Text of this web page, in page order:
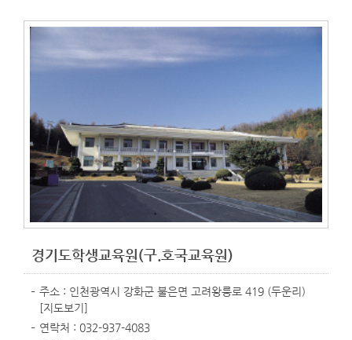
경기도학생교육원(구.호국교육원)
주소 : 인천광역시 강화군 불은면 고려왕릉로 419 (두운리)
[지도보기]
연락처 : 032-937-4083